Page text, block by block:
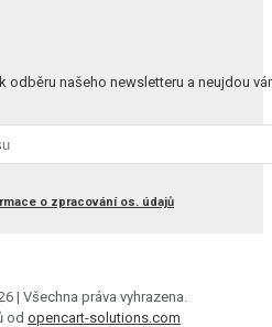
odběru našeho newsletteru a neujdou
o zpracování os. údajů
| Všechna práva vyhrazena.
od opencart-solutions.com